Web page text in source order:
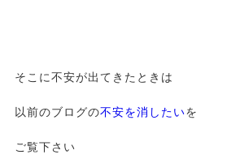
そこに不安が出てきたときは
以前のブログの不安を消したいを
ご覧下さい